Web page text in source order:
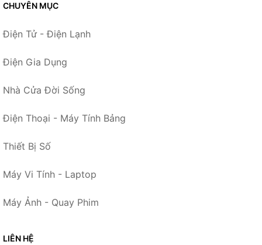
CHUYÊN MỤC
Điện Tử - Điện Lạnh
Điện Gia Dụng
Nhà Cửa Đời Sống
Điện Thoại - Máy Tính Bảng
Thiết Bị Số
Máy Vi Tính - Laptop
Máy Ảnh - Quay Phim
LIÊN HỆ